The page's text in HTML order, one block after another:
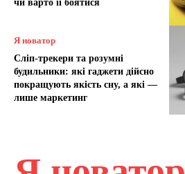
чи варто її боятися
Я новатор
Сліп-трекери та розумні
будильники: які гаджети дійсно
покращують якість сну, а які —
лише маркетинг